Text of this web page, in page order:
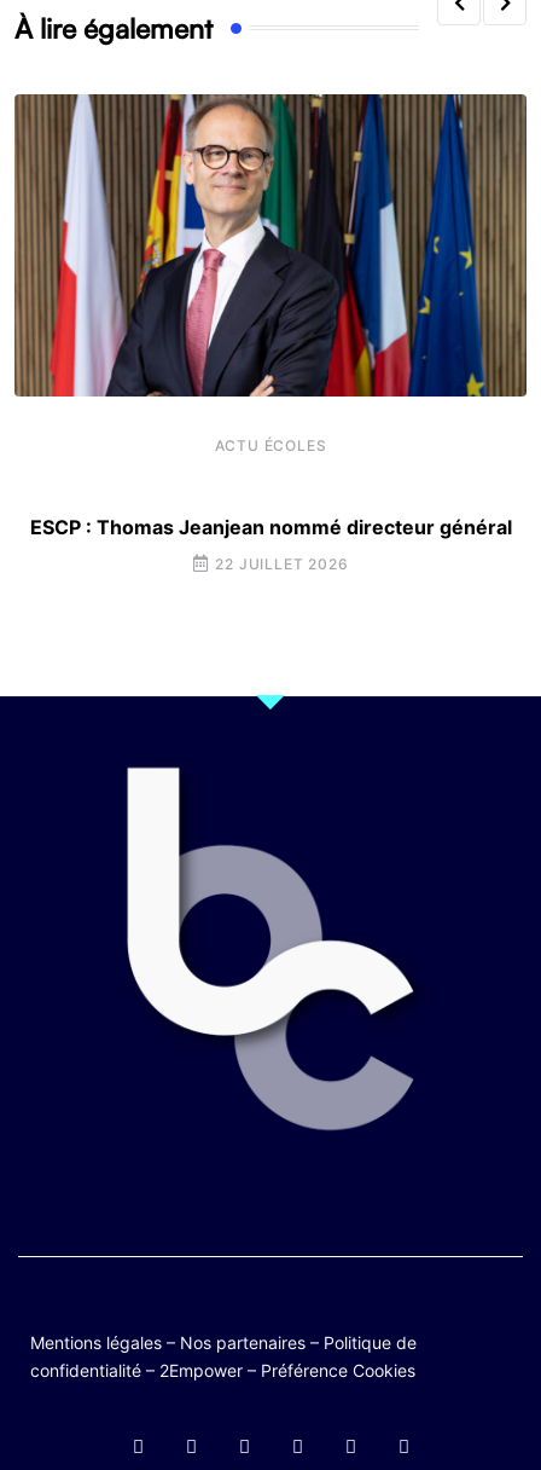
À lire également
ACTU ÉCOLES
ESCP : Thomas Jeanjean nommé directeur général
22 JUILLET 2026
Mentions légales – Nos partenaires – Politique de
confidentialité – 2Empower – Préférence Cookies